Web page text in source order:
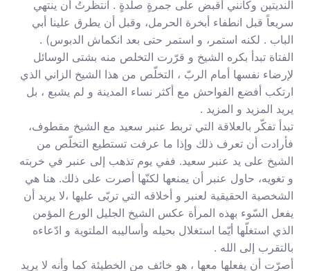
النديتين وكأنني أقبض على جمرةٍ صلدةٍ . انتظرتُ أن ينتهي
سريعاً قبل انطفاء أبخرة الحرمل، وقبل أن يطرق علينا أبي
الباب . لكنه استمر، و استمر حتى بعد انكماش الدبوس) .
الفتاة تبدأ بكره الشيخ و قرّرت التخلص منه بشتى الوسائل
لإرضاء نفسها أمام الربّ ، التخلّص من هذا الشيخ الزاني الذي
ارتكب أفضع الفواحش مع أكثر نساء المدينة و لم يشبع ، بل
يريد المزيد و المزيد .
تبدأ تفكّر بالعلاقة التي تربط عنبر سعيد مع الشيخ مقطوف،
فأرادت أن تعرف ذلك وإذا ما عرفت تستطيع التخلّص من
الشيخ على يد عنبر سعيد. ففي يوم تذهب إلى عنبر في خربته
و تغويه، حاول عنبر أن يمنعها لكنّها أصرت على ذلك. هنا هي
الشخصية الحقيقية لعنبر و أخلاقه التي تربّى عليها ،لا يريد أن
يفعل السّوء بهذه المرأة عكس الشيخ الجليل الورع المؤمن
الذي استغلّها أيّما استغلال بحيله وأساليبه الملتوية و ادّعاءه
بالتقرب إلى الله .
أصرّت أن يفعلها معها ، هو خائف من الخطيئة كما وأنه لا يريد